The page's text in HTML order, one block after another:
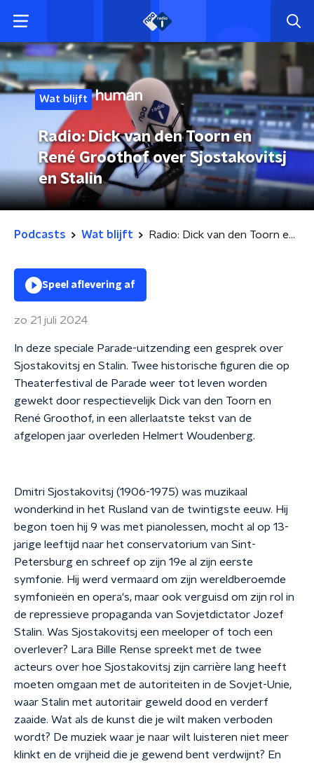
Wat blijft
Radio: Dick van den Toorn en
René Groothof over Sjostakovitsj
en Stalin
Podcasts Wat blijft Radio: Dick van den Toorn en René Groothof over Sjostakovitsj en Stalin
Speel aflevering af
zo 21 juli 2024
In deze speciale Parade-uitzending een gesprek over
Sjostakovitsj en Stalin. Twee historische figuren die op
Theaterfestival de Parade weer tot leven worden
gewekt door respectievelijk Dick van den Toorn en
René Groothof, in een allerlaatste tekst van de
afgelopen jaar overleden Helmert Woudenberg.
Dmitri Sjostakovitsj (1906-1975) was muzikaal
wonderkind in het Rusland van de twintigste eeuw. Hij
begon toen hij 9 was met pianolessen, mocht al op 13-
jarige leeftijd naar het conservatorium van Sint-
Petersburg en schreef op zijn 19e al zijn eerste
symfonie. Hij werd vermaard om zijn wereldberoemde
symfonieën en opera's, maar ook verguisd om zijn rol in
de repressieve propaganda van Sovjetdictator Jozef
Stalin. Was Sjostakovitsj een meeloper of toch een
overlever? Lara Bille Rense spreekt met de twee
acteurs over hoe Sjostakovitsj zijn carrière lang heeft
moeten omgaan met de autoriteiten in de Sovjet-Unie,
waar Stalin met autoritair geweld dood en verderf
zaaide. Wat als de kunst die je wilt maken verboden
wordt? De muziek waar je naar wilt luisteren niet meer
klinkt en de vrijheid die je gewend bent verdwijnt? En